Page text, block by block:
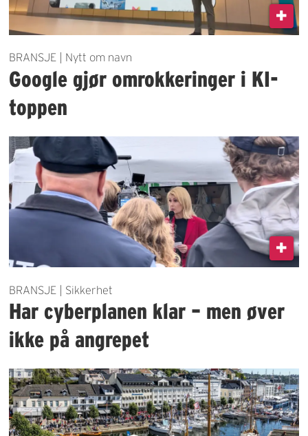
BRANSJE | Nytt om navn
Google gjør omrokkeringer i KI-
toppen
BRANSJE | Sikkerhet
Har cyberplanen klar – men øver
ikke på angrepet